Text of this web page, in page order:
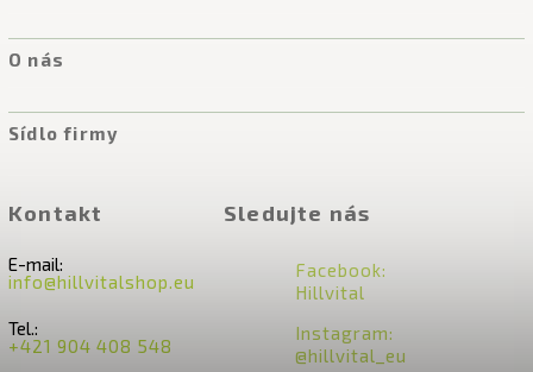
O nás
Sídlo firmy
Kontakt
E-mail:
info@hillvitalshop.eu
Tel.:
+421 904 408 548
Sledujte nás
Facebook:
Hillvital
Instagram:
@hillvital_eu